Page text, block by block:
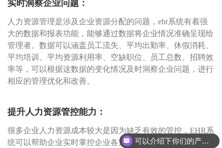
实时洞察企业问题：
人力资源管理是涉及企业资源分配的问题，ehr系统有着强
大的数据和报表功能，能够通过数据将企业情况准确呈现给
管理者。数据可以涵盖员工流失、平均出勤率、休假消耗、
平均培训、平均资源利用率、空缺职位、员工总数、招聘效
率等，可以根据这数据的变化情况及时洞察企业问题，进行
相应的管理优化和改善。
提升人力资源管控能力：
很多企业人力资源成本较大是因为缺乏有效的管控，EHR系
统可以帮助企业实时掌控企业各方面的人力资源信息，根据
可以介绍下你们的产品么